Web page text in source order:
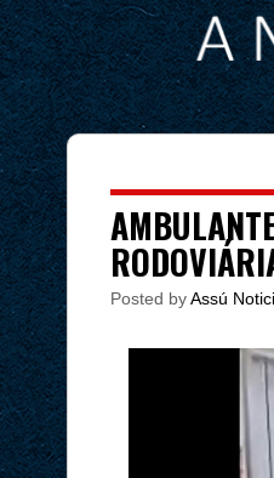
Posted byAssú